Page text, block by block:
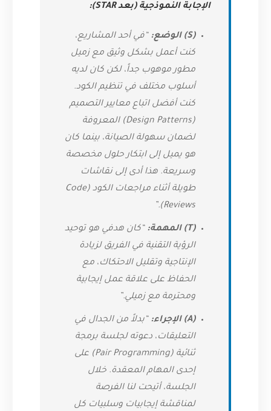
الإجابة النموذجية (بعد STAR):
(S) الوضع:
“في أحد المشاريع،
كنت أعمل بشكل وثيق مع زميل
مطور موهوب جداً، لكن كان لديه
أسلوب مختلف في تنظيم الكود.
كنت أفضل اتباع معايير التصميم
(Design Patterns) المعروفة
لضمان سهولة الصيانة، بينما كان
هو يميل إلى ابتكار حلول مخصصة
وسريعة. هذا أدى إلى نقاشات
طويلة أثناء مراجعات الكود (Code
Reviews).”
(T) المهمة:
“كان هدفي هو توحيد
الرؤية التقنية في الفريق لزيادة
الإنتاجية وتقليل الاحتكاك، مع
الحفاظ على علاقة عمل إيجابية
ومحترمة مع زميلي.”
(A) الإجراء:
“بدلاً من الجدال في
التعليقات، دعوته لجلسة برمجة
ثنائية (Pair Programming) على
إحدى المهام المعقدة. خلال
الجلسة، أتيحت لنا الفرصة
لمناقشة إيجابيات وسلبيات كل